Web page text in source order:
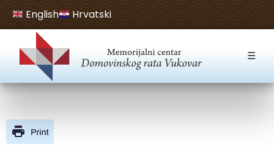
Open toolbar
English Hrvatski
☰